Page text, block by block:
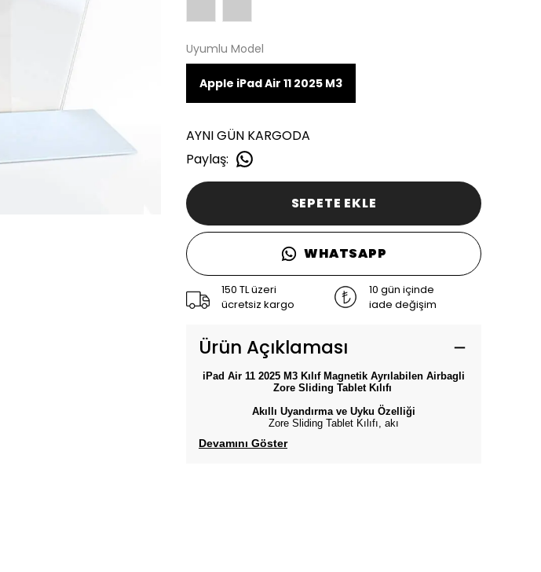
Uyumlu Model
Apple iPad Air 11 2025 M3
AYNI GÜN KARGODA
Paylaş:
SEPETE EKLE
WHATSAPP
150 TL üzeri
ücretsiz kargo
10 gün içinde
iade değişim
Ürün Açıklaması
iPad Air 11 2025 M3 Kılıf Magnetik Ayrılabilen Airbagli
Zore Sliding Tablet Kılıfı
Akıllı Uyandırma ve Uyku Özelliği
Zore Sliding Tablet Kılıfı, akı
Devamını Göster